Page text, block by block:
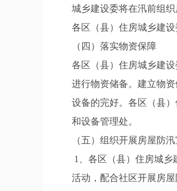
城乡建设委将在汛前组
各区（县）住房城乡建
（四）落实物资保障
各区（县）住房城乡建
进行物资储备。建立物
设备的完好。各区（县
和设备管理处。
（五）组织开展房屋防
1、各区（县）住房城乡
活动，配合社区开展房